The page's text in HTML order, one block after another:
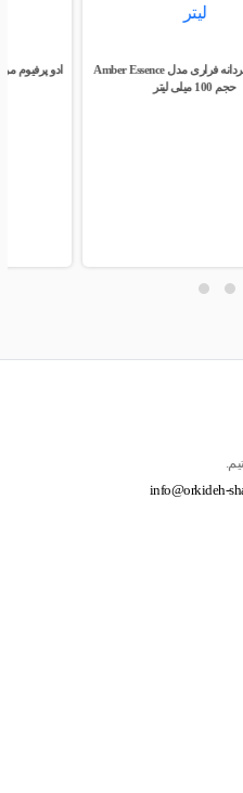
ادو پرفیوم مردانه پرایم مدل Deep Sense Black
حجم 100 میلی لیتر
info@orkideh-